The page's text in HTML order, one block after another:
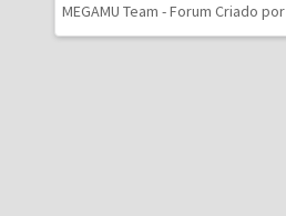
MEGAMU Team - Forum Criado por